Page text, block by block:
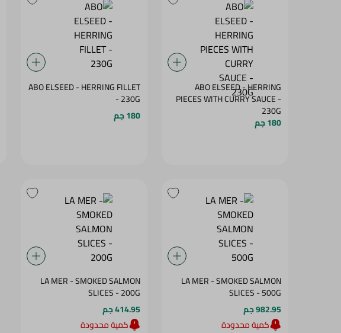
ABO ELSEED - HERRING
PIECES WITH CURRY SAUCE -
230G
180 جم
ABO ELSEED - HERRING FILLET
- 230G
180 جم
LA MER - SMOKED SALMON
SLICES - 500G
982.95 جم
كمية محدودة
LA MER - SMOKED SALMON
SLICES - 200G
414.95 جم
كمية محدودة